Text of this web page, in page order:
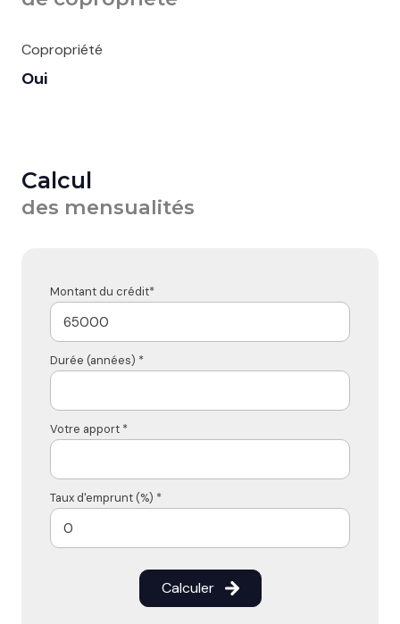
Copropriété
Oui
Calcul
des mensualités
Montant du crédit*
Durée (années) *
Votre apport *
Taux d'emprunt (%) *
Calculer